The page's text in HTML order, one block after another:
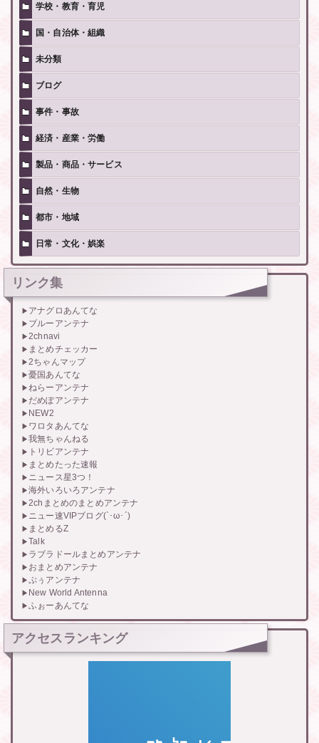
学校・教育・育児
国・自治体・組織
未分類
ブログ
事件・事故
経済・産業・労働
製品・商品・サービス
自然・生物
都市・地域
日常・文化・娯楽
リンク集
アナグロあんてな
ブルーアンテナ
2chnavi
まとめチェッカー
2ちゃんマップ
憂国あんてな
ねらーアンテナ
だめぽアンテナ
NEW2
ワロタあんてな
我無ちゃんねる
トリビアンテナ
まとめたった速報
ニュース星3つ！
海外いろいろアンテナ
2chまとめのまとめアンテナ
ニュー速VIPブログ(`･ω･´)
まとめるZ
Talk
ラブラドールまとめアンテナ
おまとめアンテナ
ぷぅアンテナ
New World Antenna
ふぉーあんてな
アクセスランキング